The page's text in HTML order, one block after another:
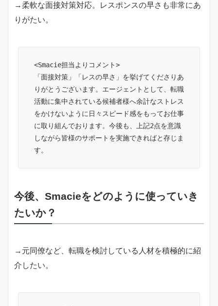
→柔軟な面接対策対応。レスポンスの早さも非常にあ
りがたい。
<Smacie担当よりコメント>
「面接対策」「レスの早さ」を挙げてくださりあ
りがとうございます。エージェントとして、転職
活動に集中されている候補者様へ余計なストレス
をかけないように日々スピード感をもってお仕事
に取り組んでおります。今後も、上記2点を意識
しながら皆様のサポートを実施できればと存じま
す。
今後、Smacieをどのように使っていき
たいか？
→元同僚など、転職を検討している人材を積極的に紹
介したい。